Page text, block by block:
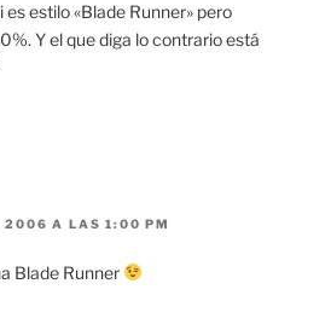
es estilo «Blade Runner» pero
Y el que diga lo contrario está
2006 A LAS 1:00 PM
Blade Runner